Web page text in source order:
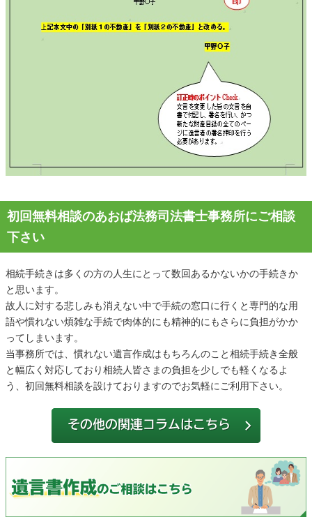
初回無料相談のあおば法務司法書士事務所にご相談
下さい
相続手続きは多くの方の人生にとって数回あるかないかの手続きか
と思います。
故人に対する悲しみも消えない中で手続の窓口に行くと専門的な用
語や慣れない煩雑な手続で肉体的にも精神的にもさらに負担がかか
ってしまいます。
当事務所では、慣れない遺言作成はもちろんのこと相続手続き全般
と幅広く対応しており相続人皆さまの負担を少しでも軽くなるよ
う、初回無料相談を設けておりますのでお気軽にご利用下さい。